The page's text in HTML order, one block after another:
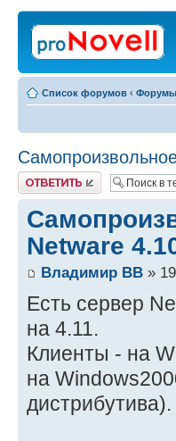
Список форумов ‹ Форумы
Ответить
Netware
Владимир ВВ »
Есть сервер
на 4.11.
Клиенты - на
на
дистрибутива).